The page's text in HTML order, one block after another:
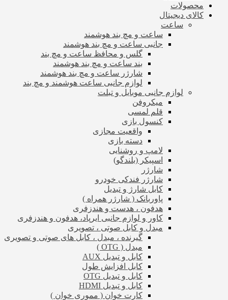
محصولات
کالای دیجیتال
ساعت
ساعت و مچ بند هوشمند
جانبی ساعت و مچ بند هوشمند
گلس و محافظ ساعت و مچ بند
بند ساعت و مچ بند هوشمند
شارژر ساعت و مچ بند هوشمند
لوازم جانبی ساعت هوشمند و مچ بند
لوازم جانبی موبایل و تبلت
میکروفن
قلم لمسی
کنسول بازی
واقعیت مجازی
دسته بازی
لامپ و روشنایی
اسپیکر (بلندگو)
شارژر
شارژر فندکی خودرو
کابل شارژ و تبدیل
پاوربانک ( شارژر همراه )
هدفون ، هدست و هندزفری
کاور و لوازم جانبی ایرپاد، هدفون و هندزفری
مبدل و کابل صوتی ، تصویری
گیرنده ، مبدل ، کابل های صوتی و تصویری
مبدل ( OTG )
کابل و تبدیل AUX
کابل افزایش طول
کابل و تبدیل OTG
کابل و تبدیل HDMI
کارت خوان ( مموری خوان )